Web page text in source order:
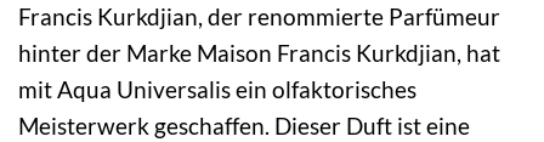
Francis Kurkdjian, der renommierte Parfümeur
hinter der Marke Maison Francis Kurkdjian, hat
mit Aqua Universalis ein olfaktorisches
Meisterwerk geschaffen. Dieser Duft ist eine